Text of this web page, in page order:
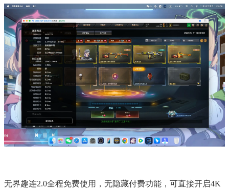
无界趣连2.0全程免费使用，无隐藏付费功能，可直接开启4K